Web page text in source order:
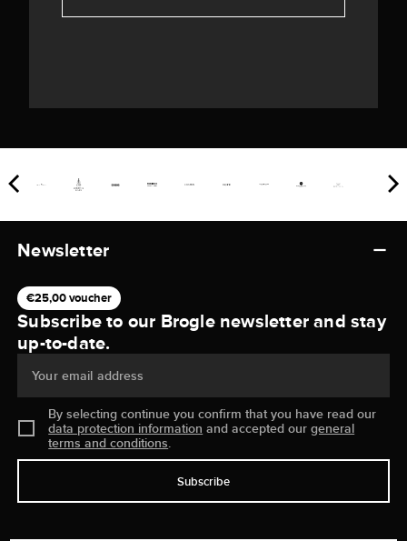
Newsletter
€25,00 voucher
Subscribe to our Brogle newsletter and stay
up-to-date.
Your email address
By selecting continue you confirm that you have read our
data protection information and accepted ourgeneral
terms and conditions.
Subscribe